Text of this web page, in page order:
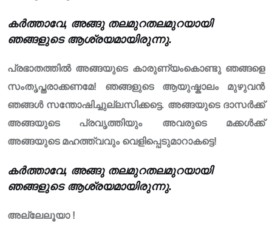
കർത്താവേ, അങ്ങു തലമുറതലമുറയായി
ഞങ്ങളുടെ ആശ്രയമായിരുന്നു.
പ്രഭാതത്തിൽ അങ്ങയുടെ കാരുണ്യംകൊണ്ടു ഞങ്ങളെ
സംതൃപ്തരാക്കണമേ! ഞങ്ങളുടെ ആയുഷ്കാലം മുഴുവൻ
ഞങ്ങൾ സന്തോഷിച്ചുല്ലസിക്കട്ടെ. അങ്ങയുടെ ദാസർക്ക്
അങ്ങയുടെ പ്രവൃത്തിയും അവരുടെ മക്കൾക്ക്
അങ്ങയുടെ മഹത്ത്വവും വെളിപ്പെടുമാറാകട്ടെ!
കർത്താവേ, അങ്ങു തലമുറതലമുറയായി
ഞങ്ങളുടെ ആശ്രയമായിരുന്നു.
അല്ലേലൂയാ !